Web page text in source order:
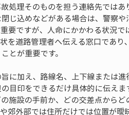
処理そのものを担う連絡先では
じ込めなどがある場合は、警察
要ですが、人命にかかわる状況
を道路管理者へ伝える窓口であり
とが重要です。
に加え、路線名、上下線または
目印をできるだけ具体的に伝え
施設の手前か、どの交差点から
郊外部では住所だけでは位置が